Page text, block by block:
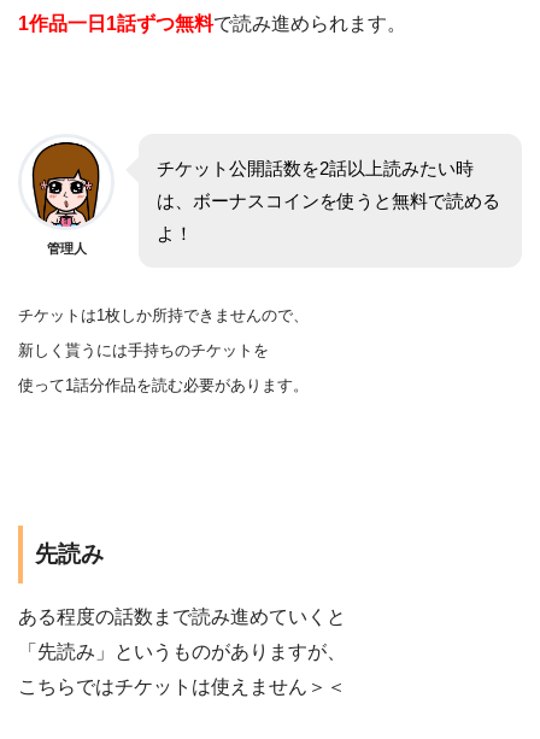
1作品一日1話ずつ無料で読み進められます。
管理人
チケット公開話数を2話以上読みたい時
は、ボーナスコインを使うと無料で読める
よ！
チケットは1枚しか所持できませんので、
新しく貰うには手持ちのチケットを
使って1話分作品を読む必要があります。
先読み
ある程度の話数まで読み進めていくと
「先読み」というものがありますが、
こちらではチケットは使えません＞＜